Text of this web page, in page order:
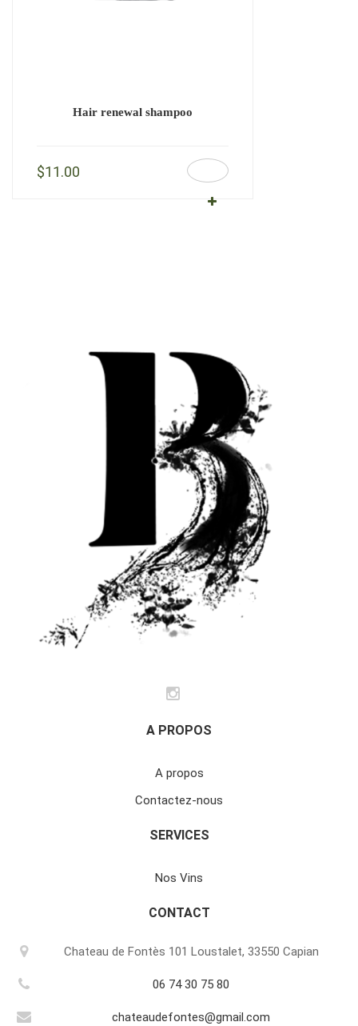
Hair renewal shampoo
$11.00
A PROPOS
A propos
Contactez-nous
SERVICES
Nos Vins
CONTACT
Chateau de Fontès 101 Loustalet, 33550 Capian
06 74 30 75 80
chateaudefontes@gmail.com